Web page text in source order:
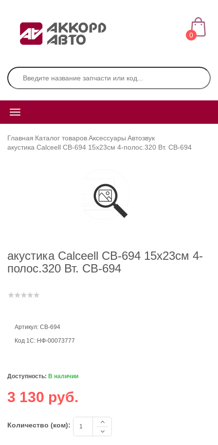
0
Главная Каталог товаровАксессуары Автозвук
акустика Calceell CB-694 15х23см 4-полос.320 Вт. CB-694
акустика Calceell CB-694 15х23см 4-
полос.320 Вт. CB-694
Артикул: CB-694
Код 1С: НФ-00073777
Доступность: В наличии
3 130 руб.
Количество (ком):